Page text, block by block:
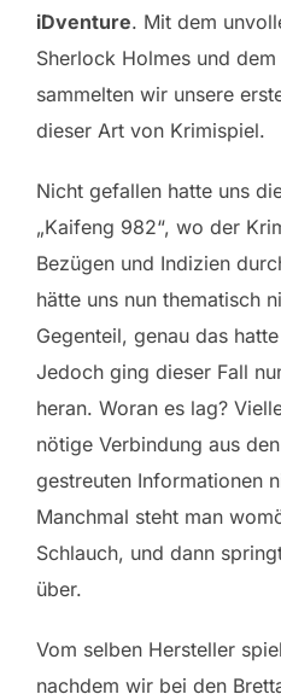
iDventure. Mit dem
Sherlock Holmes und
sammelten wir unsere
dieser Art von Krimispiel.
Nicht gefallen hatte uns
„Kaifeng 982“, wo der
Bezügen und Indizien
hätte uns nun thematisch
Gegenteil, genau das
Jedoch ging dieser Fall
heran. Woran es lag?
nötige Verbindung aus
gestreuten Informationen
Manchmal steht man
Schlauch, und dann
über.
Vom selben Hersteller
nachdem wir bei den